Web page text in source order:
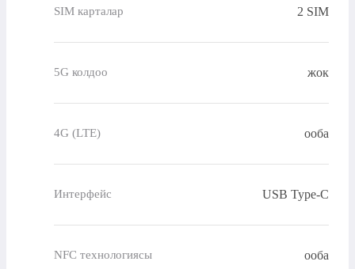
SIM карталар 2 SIM
5G колдоо жок
4G (LTE) ооба
Интерфейс USB Type-C
NFC технологиясы ооба